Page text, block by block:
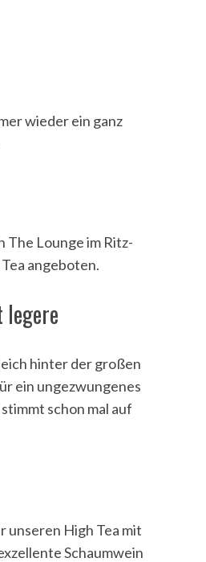
wieder ein ganz
The Lounge im Ritz-
angeboten.
hinter der großen
ein ungezwungenes
schon mal auf
unseren High Tea mit
Schaumwein